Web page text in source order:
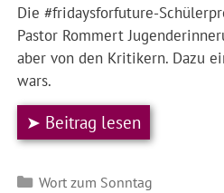
Die #fridaysforfuture-
Pastor Rommert
aber von den Kritikern. Dazu
wars.
➤ Beitrag lesen
Kategorien
Wort zum Sonntag